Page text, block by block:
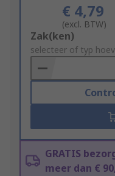
€ 4,79
(excl. BTW)
Add
to
Basket
Zak(ken)
selecteer of typ
GRATIS
meer dan €